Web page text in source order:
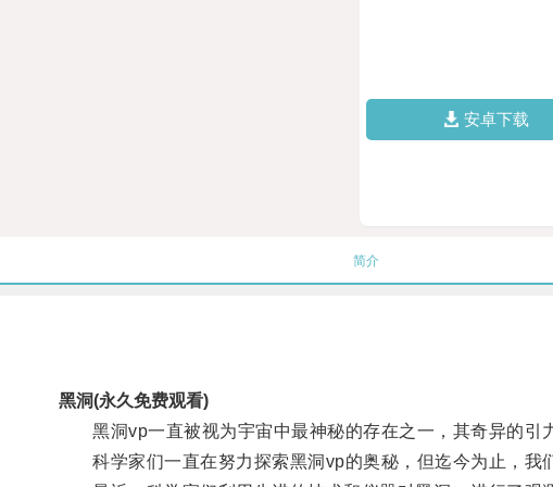
安卓下载
简介
黑洞(永久免费观看)
黑洞vp一直被视为宇宙中最神秘的存在之一，其奇异的引
科学家们一直在努力探索黑洞vp的奥秘，但迄今为止，我